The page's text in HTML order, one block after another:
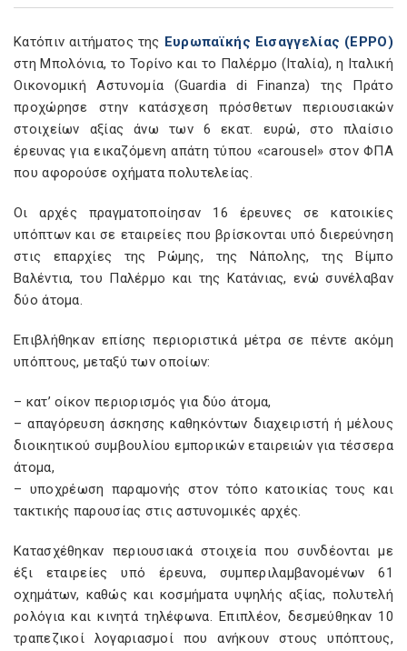
Κατόπιν αιτήματος της Ευρωπαϊκής Εισαγγελίας (EPPO)
στη Μπολόνια, το Τορίνο και το Παλέρμο (Ιταλία), η Ιταλική
Οικονομική Αστυνομία (Guardia di Finanza) της Πράτο
προχώρησε στην κατάσχεση πρόσθετων περιουσιακών
στοιχείων αξίας άνω των 6 εκατ. ευρώ, στο πλαίσιο
έρευνας για εικαζόμενη απάτη τύπου «carousel» στον ΦΠΑ
που αφορούσε οχήματα πολυτελείας.
Οι αρχές πραγματοποίησαν 16 έρευνες σε κατοικίες
υπόπτων και σε εταιρείες που βρίσκονται υπό διερεύνηση
στις επαρχίες της Ρώμης, της Νάπολης, της Βίμπο
Βαλέντια, του Παλέρμο και της Κατάνιας, ενώ συνέλαβαν
δύο άτομα.
Επιβλήθηκαν επίσης περιοριστικά μέτρα σε πέντε ακόμη
υπόπτους, μεταξύ των οποίων:
– κατ’ οίκον περιορισμός για δύο άτομα,
– απαγόρευση άσκησης καθηκόντων διαχειριστή ή μέλους
διοικητικού συμβουλίου εμπορικών εταιρειών για τέσσερα
άτομα,
– υποχρέωση παραμονής στον τόπο κατοικίας τους και
τακτικής παρουσίας στις αστυνομικές αρχές.
Κατασχέθηκαν περιουσιακά στοιχεία που συνδέονται με
έξι εταιρείες υπό έρευνα, συμπεριλαμβανομένων 61
οχημάτων, καθώς και κοσμήματα υψηλής αξίας, πολυτελή
ρολόγια και κινητά τηλέφωνα. Επιπλέον, δεσμεύθηκαν 10
τραπεζικοί λογαριασμοί που ανήκουν στους υπόπτους,